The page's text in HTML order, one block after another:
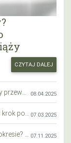
CZYTAJ DALEJ
08.04.2025
07.03.2025
07.11.2025